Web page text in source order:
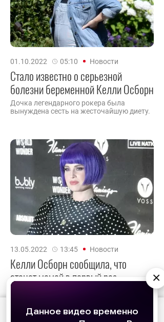
АО «Издательство СЕМЬ ДНЕЙ»использует
для персонализации сервисов и
01.10.2022 05:10 Новости
Стало известно о серьезной
болезни беременной Келли Осборн
Дочка легендарного рокера была
вынуждена сесть на жесточайшую диету.
13.05.2022 13:45 Новости
Келли Осборн сообщила, что
станет мамой в первый раз
×